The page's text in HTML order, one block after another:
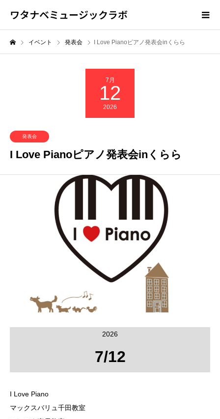
ワタナベミュージックラボ
イベント 発表会 I Love Pianoピアノ発表会inくらら
7月
12
2026
発表会
I Love Pianoピアノ発表会inくらら
2026
7/12
I Love Piano
マックスバリュ千田教室